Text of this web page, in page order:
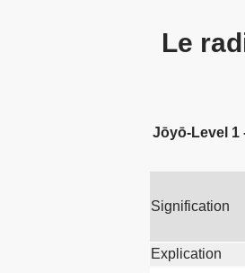
Le
Jōyō-Level 1
Signification
Explication